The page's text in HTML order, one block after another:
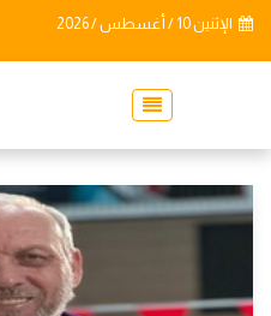
الإثنين 10 / أغسطس / 2026